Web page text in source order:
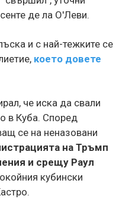
де ла О'Леви.
и с най-тежките се
което довете
че иска да свали
в Куба. Според
се на неназовани
на Тръмп
и срещу Раул
кубински